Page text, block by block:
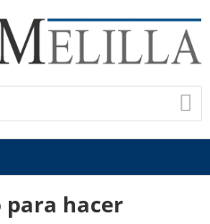
hacer